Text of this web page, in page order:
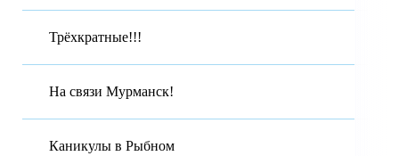
Трёхкратные!!!
На связи Мурманск!
Каникулы в Рыбном